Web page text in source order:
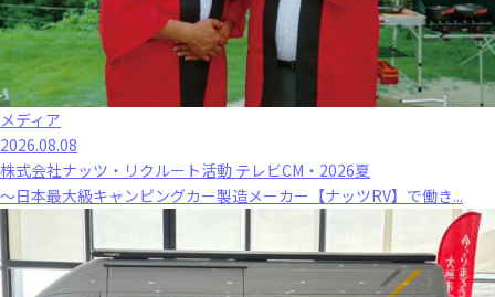
メディア
2026.08.08
株式会社ナッツ・リクルート活動 テレビCM・2026夏
～日本最大級キャンピングカー製造メーカー【ナッツRV】で働き...